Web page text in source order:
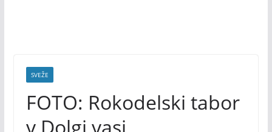
SVEŽE
FOTO: Rokodelski tabor